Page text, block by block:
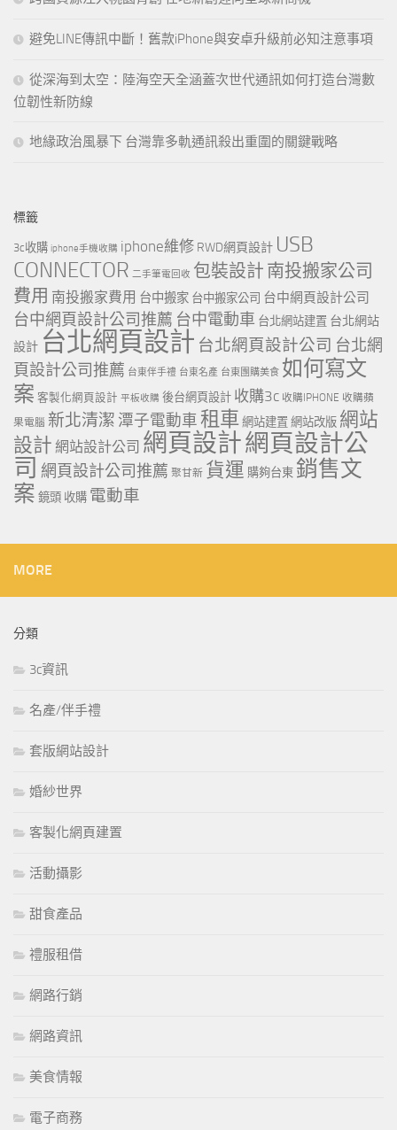
避免LINE傳訊中斷！舊款iPhone與安卓升級前必知注意事項
從深海到太空：陸海空天全涵蓋次世代通訊如何打造台灣數
位韌性新防線
地緣政治風暴下 台灣靠多軌通訊殺出重圍的關鍵戰略
標籤
3c收購 iphone手機收購 iphone維修 RWD網頁設計 USB
CONNECTOR 二手筆電回收 包裝設計 南投搬家公司
費用 南投搬家費用 台中搬家 台中搬家公司 台中網頁設計公司
台中網頁設計公司推薦 台中電動車 台北網站建置 台北網站
設計 台北網頁設計 台北網頁設計公司 台北網
頁設計公司推薦 台東伴手禮 台東名產 台東團購美食 如何寫文
案 客製化網頁設計 平板收購 後台網頁設計 收購3c 收購IPHONE 收購蘋
果電腦 新北清潔 潭子電動車租車 網站建置 網站改版 網站
設計 網站設計公司 網頁設計網頁設計公
司 網頁設計公司推薦 聚甘新 貨運 購夠台東 銷售文
案 鏡頭 收購 電動車
MORE
分類
3c資訊
名產/伴手禮
套版網站設計
婚紗世界
客製化網頁建置
活動攝影
甜食產品
禮服租借
網路行銷
網路資訊
美食情報
電子商務